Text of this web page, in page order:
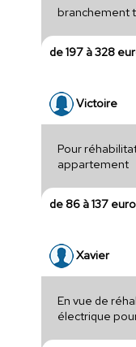
branchement
de 197 à 328
Victoire
Pour
appartement
de 86 à 137
Xavier
En vue de
électrique